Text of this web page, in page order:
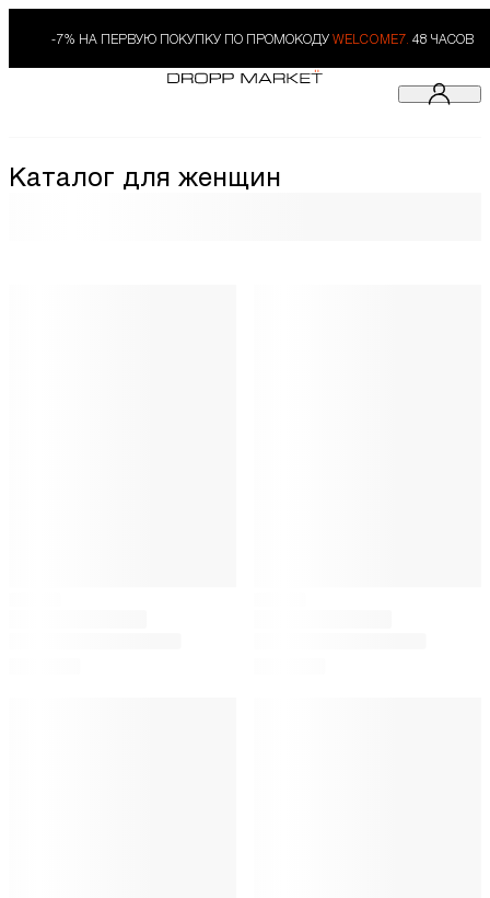
-7% НА ПЕРВУЮ ПОКУПКУ ПО ПРОМОКОДУ WELCOME7. 48 ЧАСОВ
Каталог для женщин